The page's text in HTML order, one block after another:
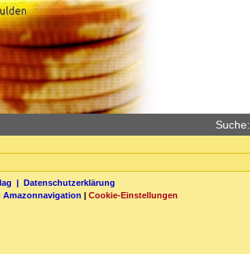
Suche:
| Datenschutzerklärung
Amazonnavigation | Cookie-Einstellungen